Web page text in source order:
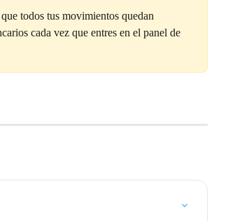
todos tus movimientos quedan
cada vez que entres en el panel de